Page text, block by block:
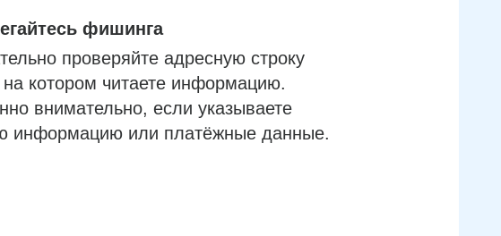
фишинга
проверяйте адресную строку
на котором читаете информацию.
внимательно, если указываете
информацию или платёжные данные.